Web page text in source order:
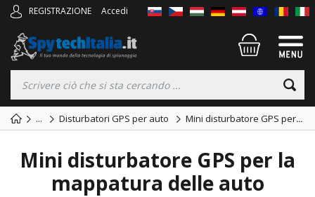
REGISTRAZIONE Accedi
... Disturbatori GPS per auto Mini disturbatore GPS per...
Mini disturbatore GPS per la
mappatura delle auto